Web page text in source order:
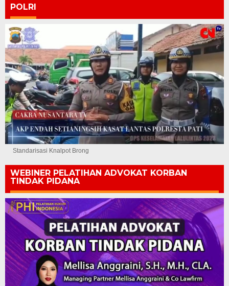
POLRI
Standarisasi Knalpot Brong
WEBINER PELATIHAN ADVOKAT KORBAN
TINDAK PIDANA